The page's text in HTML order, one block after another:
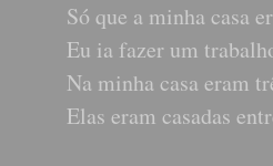
Só que a minha casa
Eu ia fazer um
Na minha casa eram
Elas eram casadas